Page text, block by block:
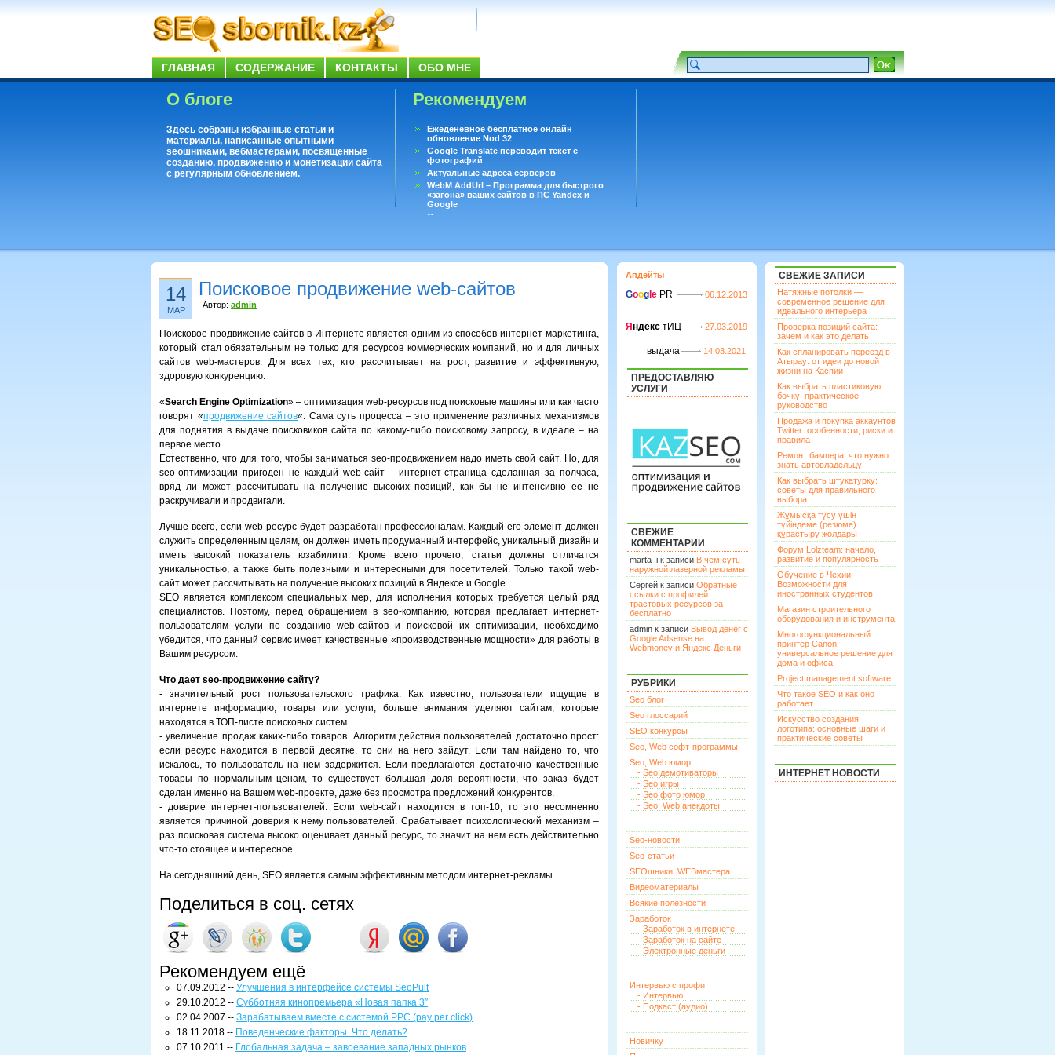
ГЛАВНАЯ СОДЕРЖАНИЕ КОНТАКТЫ ОБО МНЕ
О блоге
Здесь собраны избранные статьи и
материалы, написанные опытными
seoшниками, вебмастерами, посвященные
созданию, продвижению и монетизации сайта
с регулярным обновлением.
Рекомендуем
Ежеденевное бесплатное онлайн
обновление Nod 32
Google Translate переводит текст с
фотографий
Актуальные адреса серверов
WebM AddUrl – Программа для быстрого
«загона» ваших сайтов в ПС Yandex и
Google
Существует вопросы, на которые не может
14
МАР
Поисковое продвижение web-сайтов
Автор: admin
Поисковое продвижение сайтов в Интернете является одним из способов интернет-маркетинга,
который стал обязательным не только для ресурсов коммерческих компаний, но и для личных
сайтов web-мастеров. Для всех тех, кто рассчитывает на рост, развитие и эффективную,
здоровую конкуренцию.
«Search Engine Optimization» – оптимизация web-ресурсов под поисковые машины или как часто
говорят «продвижение сайтов«. Сама суть процесса – это применение различных механизмов
для поднятия в выдаче поисковиков сайта по какому-либо поисковому запросу, в идеале – на
первое место.
Естественно, что для того, чтобы заниматься seo-продвижением надо иметь свой сайт. Но, для
seo-оптимизации пригоден не каждый web-сайт – интернет-страница сделанная за полчаса,
вряд ли может рассчитывать на получение высоких позиций, как бы не интенсивно ее не
раскручивали и продвигали.
Лучше всего, если web-ресурс будет разработан профессионалам. Каждый его элемент должен
служить определенным целям, он должен иметь продуманный интерфейс, уникальный дизайн и
иметь высокий показатель юзабилити. Кроме всего прочего, статьи должны отличатся
уникальностью, а также быть полезными и интересными для посетителей. Только такой web-
сайт может рассчитывать на получение высоких позиций в Яндексе и Google.
SEO является комплексом специальных мер, для исполнения которых требуется целый ряд
специалистов. Поэтому, перед обращением в seo-компанию, которая предлагает интернет-
пользователям услуги по созданию web-сайтов и поисковой их оптимизации, необходимо
убедится, что данный сервис имеет качественные «производственные мощности» для работы в
Вашим ресурсом.
Что дает seo-продвижение сайту?
- значительный рост пользовательского трафика. Как известно, пользователи ищущие в
интернете информацию, товары или услуги, больше внимания уделяют сайтам, которые
находятся в ТОП-листе поисковых систем.
- увеличение продаж каких-либо товаров. Алгоритм действия пользователей достаточно прост:
если ресурс находится в первой десятке, то они на него зайдут. Если там найдено то, что
искалось, то пользователь на нем задержится. Если предлагаются достаточно качественные
товары по нормальным ценам, то существует большая доля вероятности, что заказ будет
сделан именно на Вашем web-проекте, даже без просмотра предложений конкурентов.
- доверие интернет-пользователей. Если web-сайт находится в топ-10, то это несомненно
является причиной доверия к нему пользователей. Срабатывает психологический механизм –
раз поисковая система высоко оценивает данный ресурс, то значит на нем есть действительно
что-то стоящее и интересное.
На сегодняшний день, SEO является самым эффективным методом интернет-рекламы.
Поделиться в соц. сетях
Рекомендуем ещё
07.09.2012 -- Улучшения в интерфейсе системы SeoPult
29.10.2012 -- Субботняя кинопремьера «Новая папка 3″
02.04.2007 -- Зарабатываем вместе с системой PPC (pay per click)
18.11.2018 -- Поведенческие факторы. Что делать?
07.10.2011 -- Глобальная задача – завоевание западных рынков
Апдейты
Goog le PR 06.12.2013
Я ндекс тИЦ 27.03.2019
выдача 14.03.2021
ПРЕДОСТАВЛЯЮ
УСЛУГИ
СВЕЖИЕ
КОММЕНТАРИИ
marta_i к записи В чем суть
наружной лазерной рекламы
Сергей к записи Обратные
ссылки с профилей
трастовых ресурсов за
бесплатно
admin к записи Вывод денег с
Google Adsense на
Webmoney и Яндекс Деньги
РУБРИКИ
Seo блог
Seo глоссарий
SEO конкурсы
Seo, Web софт-программы
Seo, Web юмор
- Seo демотиваторы
- Seo игры
- Seo фото юмор
- Seo, Web анекдоты
Seo-новости
Seo-статьи
SEOшники, WEBмастера
Видеоматериалы
Всякие полезности
Заработок
- Заработок в интернете
- Заработок на сайте
- Электронные деньги
Интервью с профи
- Интервью
- Подкаст (аудио)
Новичку
СВЕЖИЕ ЗАПИСИ
Натяжные потолки —
современное решение для
идеального интерьера
Проверка позиций сайта:
зачем и как это делать
Как спланировать переезд в
Атырау: от идеи до новой
жизни на Каспии
Как выбрать пластиковую
бочку: практическое
руководство
Продажа и покупка аккаунтов
Twitter: особенности, риски и
правила
Ремонт бампера: что нужно
знать автовладельцу
Как выбрать штукатурку:
советы для правильного
выбора
Жұмысқа түсу үшін
түйіндеме (резюме)
құрастыру жолдары
Форум Lolzteam: начало,
развитие и популярность
Обучение в Чехии:
Возможности для
иностранных студентов
Магазин строительного
оборудования и инструмента
Многофункциональный
принтер Canon:
универсальное решение для
дома и офиса
Project management software
Что такое SEO и как оно
работает
Искусство создания
логотипа: основные шаги и
практические советы
ИНТЕРНЕТ НОВОСТИ